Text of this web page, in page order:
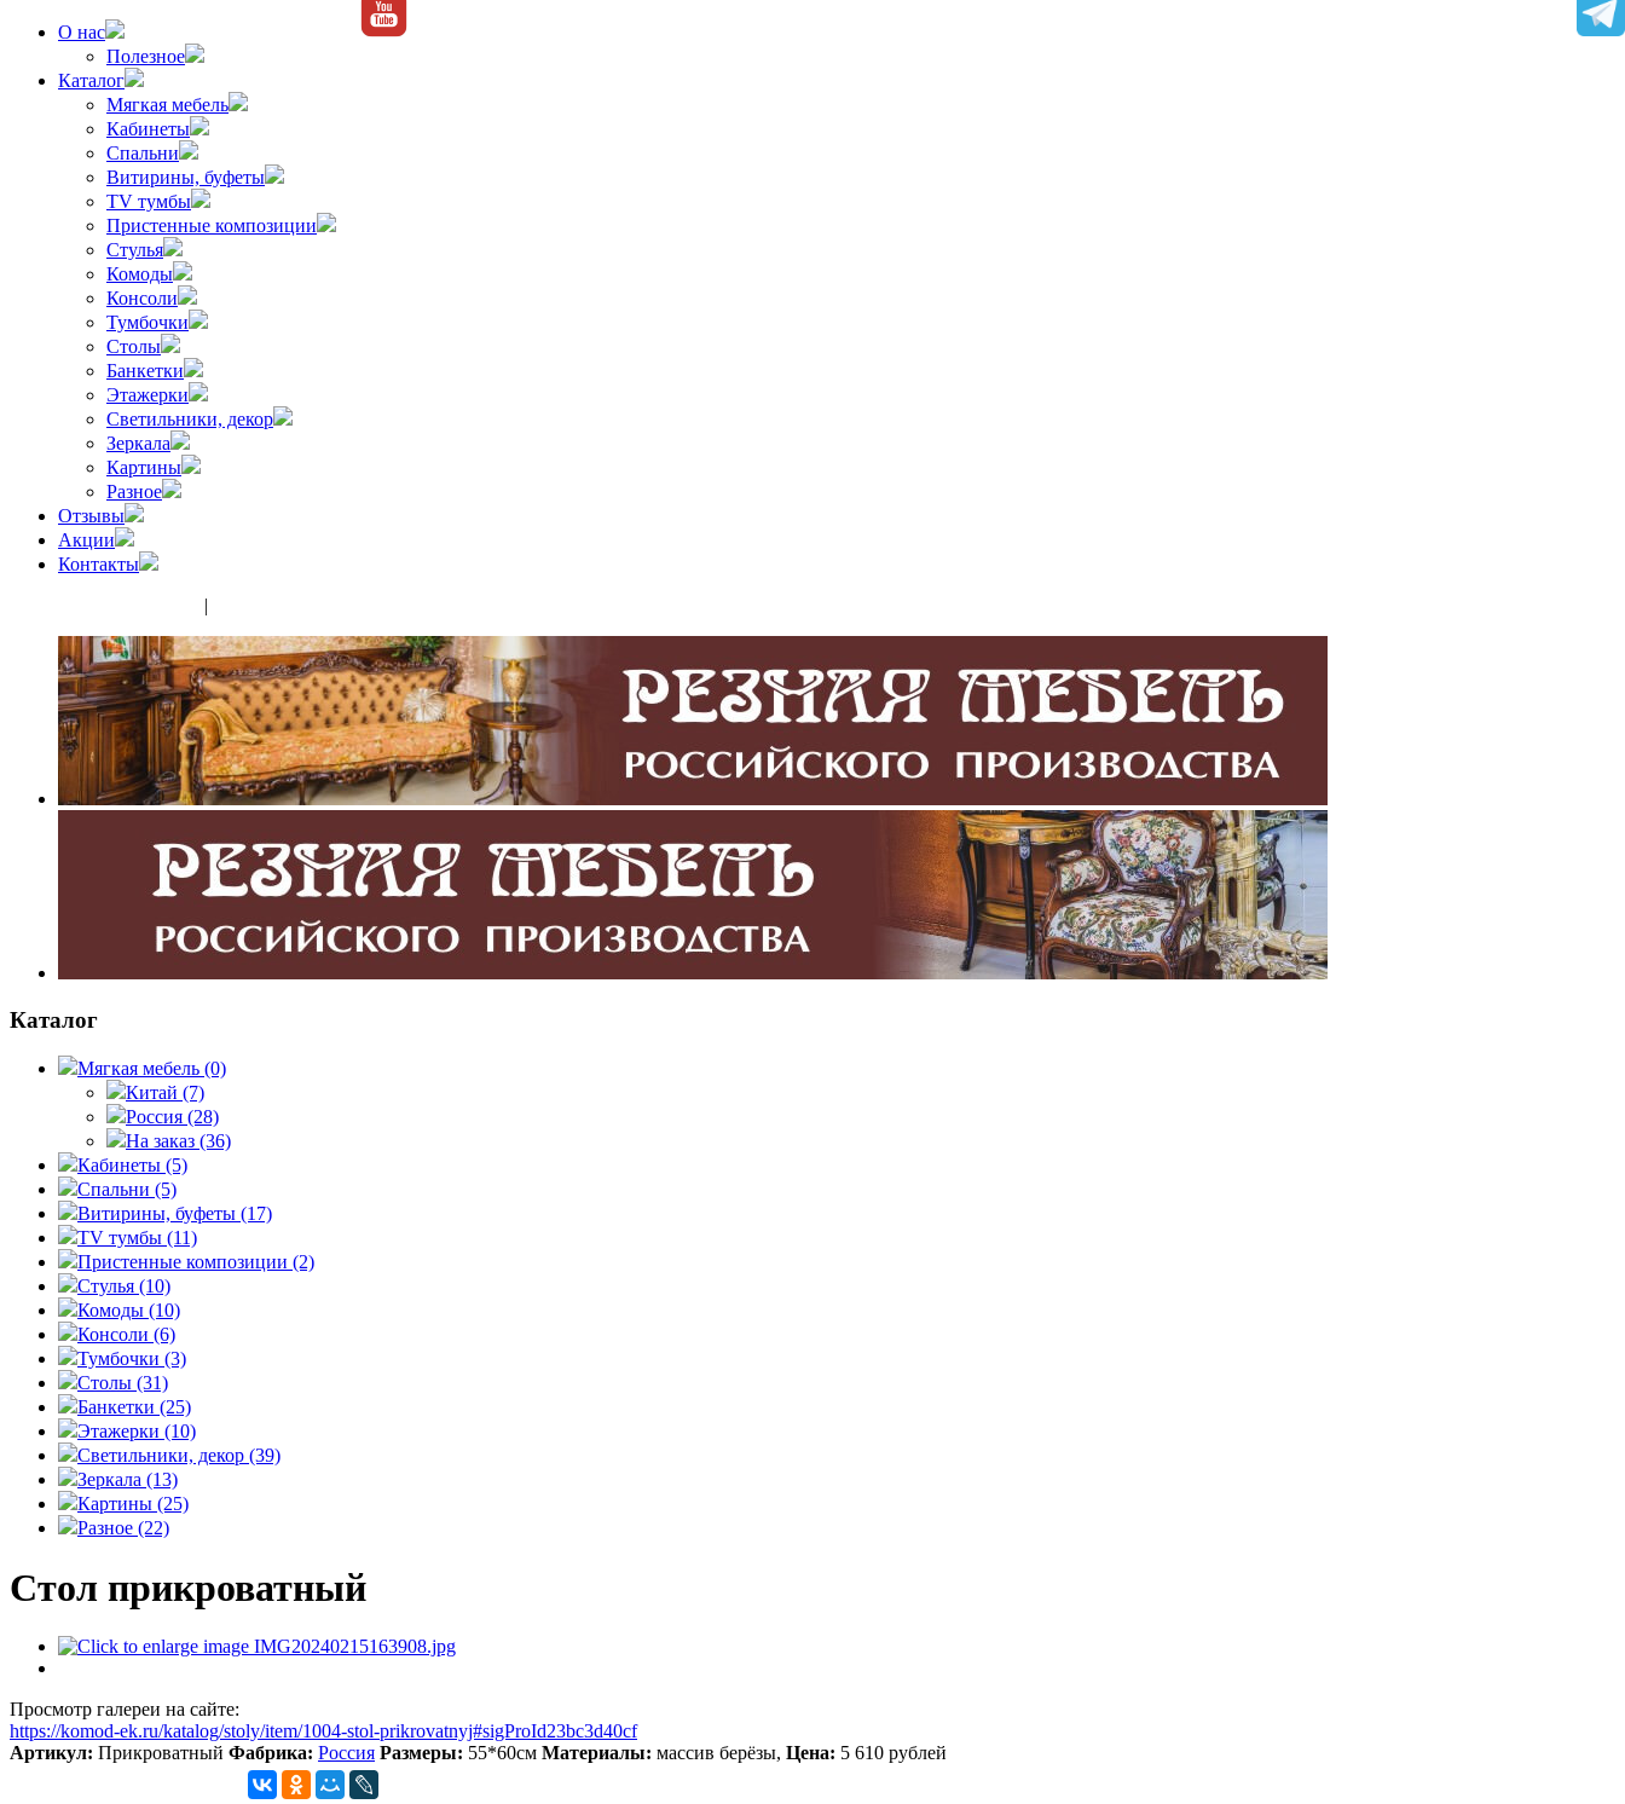
О нас
Полезное
Каталог
Мягкая мебель
Кабинеты
Спальни
Витирины, буфеты
TV тумбы
Пристенные композиции
Стулья
Комоды
Консоли
Тумбочки
Столы
Банкетки
Этажерки
Светильники, декор
Зеркала
Картины
Разное
Отзывы
Акции
Контакты
|
Каталог
Мягкая мебель (0)
Китай (7)
Россия (28)
На заказ (36)
Кабинеты (5)
Спальни (5)
Витирины, буфеты (17)
TV тумбы (11)
Пристенные композиции (2)
Стулья (10)
Комоды (10)
Консоли (6)
Тумбочки (3)
Столы (31)
Банкетки (25)
Этажерки (10)
Светильники, декор (39)
Зеркала (13)
Картины (25)
Разное (22)
Стол прикроватный
Просмотр галереи на сайте:
https://komod-ek.ru/katalog/stoly/item/1004-stol-prikrovatnyj#sigProId23bc3d40cf
Артикул: Прикроватный Фабрика: Россия Размеры: 55*60см Материалы: массив берёзы, Цена: 5 610 рублей